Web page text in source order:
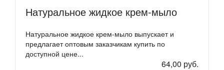
Натуральное жидкое крем-мыло
Натуральное жидкое крем-мыло выпускает и
предлагает оптовым заказчикам купить по
доступной цене...
64,00 руб.